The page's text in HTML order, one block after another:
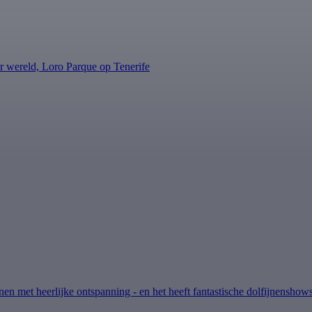
wereld, Loro Parque op Tenerife
met heerlijke ontspanning - en het heeft fantastische